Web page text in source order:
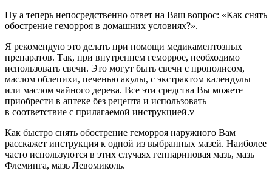
Ну а теперь непосредственно ответ на Ваш вопрос: «Как снять
обострение геморроя в домашних условиях?».
Я рекомендую это делать при помощи медикаментозных
препаратов. Так, при внутреннем геморрое, необходимо
использовать свечи. Это могут быть свечи с прополисом,
маслом облепихи, печенью акулы, с экстрактом календулы
или маслом чайного дерева. Все эти средства Вы можете
приобрести в аптеке без рецепта и использовать
в соответствие с прилагаемой инструкцией.v
Как быстро снять обострение геморроя наружного Вам
расскажет инструкция к одной из выбранных мазей. Наиболее
часто используются в этих случаях геппариновая мазь, мазь
Флеминга, мазь Левомиколь.